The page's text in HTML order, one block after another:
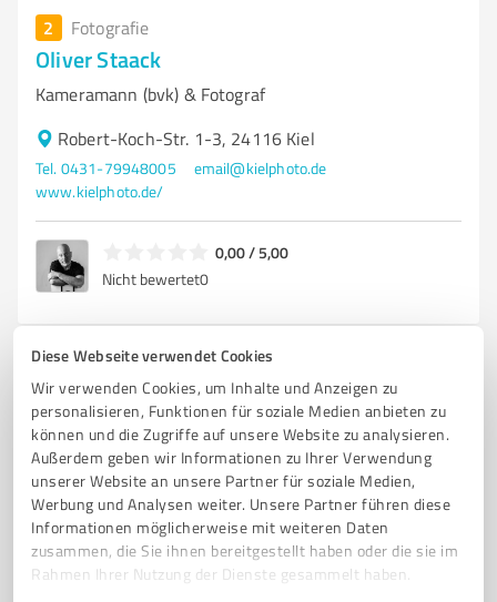
Diese Webseite verwendet Cookies
Wir verwenden Cookies, um Inhalte und Anzeigen zu
personalisieren, Funktionen für soziale Medien anbieten zu
können und die Zugriffe auf unsere Website zu analysieren.
Außerdem geben wir Informationen zu Ihrer Verwendung
unserer Website an unsere Partner für soziale Medien,
Werbung und Analysen weiter. Unsere Partner führen diese
Informationen möglicherweise mit weiteren Daten
zusammen, die Sie ihnen bereitgestellt haben oder die sie im
Rahmen Ihrer Nutzung der Dienste gesammelt haben.
2 Fotografie
Oliver Staack
Kameramann (bvk) & Fotograf
Robert-Koch-Str. 1-3, 24116 Kiel
Tel. 0431-79948005
email@kielphoto.de
www.kielphoto.de/
0,00 / 5,00
Nicht bewertet0
Sie möchten auch hier gelistet werden?